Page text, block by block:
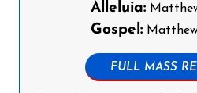
Alleluia:
Gospel:Matthew
FULL MASS